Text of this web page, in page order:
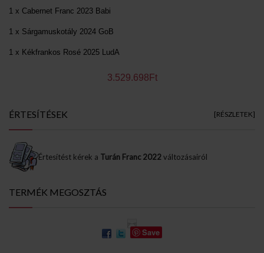
1 x Cabernet Franc 2023 Babi
1 x Sárgamuskotály 2024 GoB
1 x Kékfrankos Rosé 2025 LudA
3.529.698Ft
ÉRTESÍTÉSEK [RÉSZLETEK]
Értesítést kérek a Turán Franc 2022változásairól
TERMÉK MEGOSZTÁS
Save